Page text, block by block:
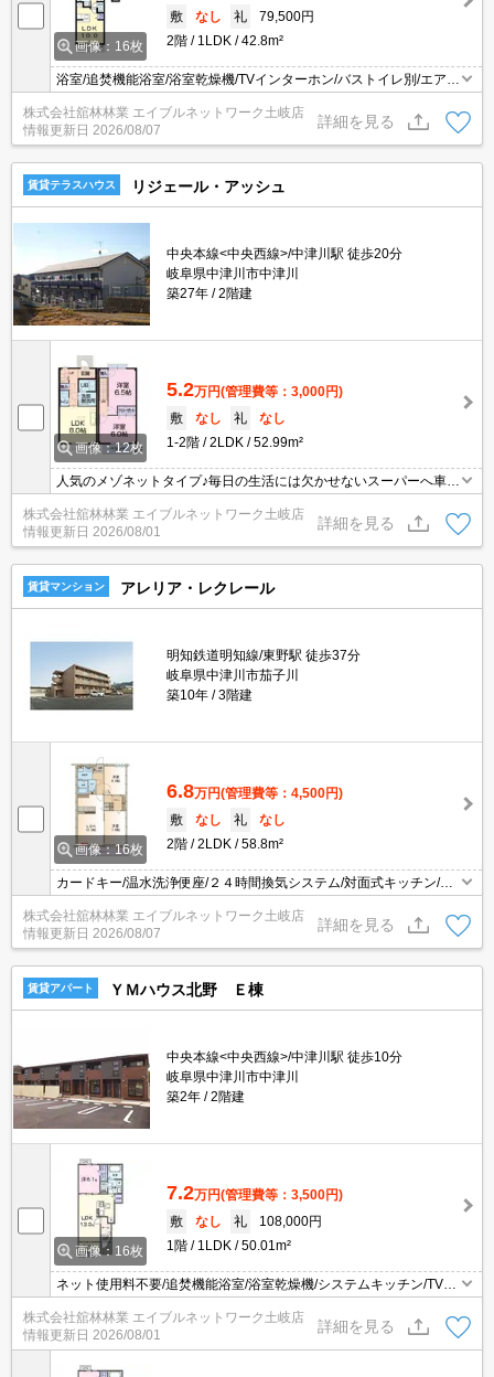
画像：16枚
敷
なし 礼
79,500円
2階
1LDK 42.8m²
浴室/追焚機能浴室/浴室乾燥機/TVインターホン/バストイレ別/エアコ
ン/照明付き/シャワー付洗面台/温水洗浄便座/対面式キッチン/プロパ
ンガス/シューズボックス/クロゼット/洗濯機置場（室内）/洗面所独
立/給湯/シャワー/バルコニー/最上階/シャッター/2階以上/24時間管
理/電子キー
株式会社舘林林業 エイブルネットワーク土岐店
情報更新日 2026/08/07
詳細を見る
賃貸テラスハウス リジェール・アッシュ
中央本線<中央西線>/中津川駅 徒歩20分
岐阜県中津川市中津川
築27年
2階建
画像：12枚
5.2万円(管理費等：3,000円)
敷
なし 礼
なし
1-2階
2LDK 52.99m²
人気のメゾネットタイプ♪毎日の生活には欠かせないスーパーへ車で
○ 床下収納 ○ シューズボックス約3分♪○ 洗面台（独立） ○ シャワー
トイレ ○ 追い焚き ○ 洗髪洗面化粧台 ○ バス・トイレ別 ○ 洗濯機置場
（室内）○ エアコン○ 床下収納 ○ シューズボックス
株式会社舘林林業 エイブルネットワーク土岐店
情報更新日 2026/08/01
詳細を見る
賃貸マンション アレリア・レクレール
明知鉄道明知線/東野駅 徒歩37分
岐阜県中津川市茄子川
築10年
3階建
画像：16枚
6.8万円(管理費等：4,500円)
敷
なし 礼
なし
2階
2LDK 58.8m²
カードキー/温水洗浄便座/２４時間換気システム/対面式キッチン/駐
車場2台可/追い焚き付き給湯器/エアコン/全室照明/ウォークスルー
クローゼット/独立洗面台/シャワー付き洗面台/バルコニー/モニター
フォン/バス・トイレ別/敷地内ごみ置き場/室内洗濯機置場/防犯カメ
ラ
株式会社舘林林業 エイブルネットワーク土岐店
情報更新日 2026/08/07
詳細を見る
賃貸アパート ＹＭハウス北野 Ｅ棟
中央本線<中央西線>/中津川駅 徒歩10分
岐阜県中津川市中津川
築2年
2階建
画像：16枚
7.2万円(管理費等：3,500円)
敷
なし 礼
108,000円
1階
1LDK 50.01m²
ネット使用料不要/追焚機能浴室/浴室乾燥機/システムキッチン/TVイ
ンターホン/宅配ボックス/防犯カメラ/バストイレ別/エアコン2台/サ
ンルーム/照明付き/シャワー付洗面台/温水洗浄便座/IHヒーター/ダブ
ルロックキー/浄水器/物置/シューズボックス/24時間換気/複層ガラ
ス/洗面所独立/室内物干し/シャッター
株式会社舘林林業 エイブルネットワーク土岐店
情報更新日 2026/08/01
詳細を見る